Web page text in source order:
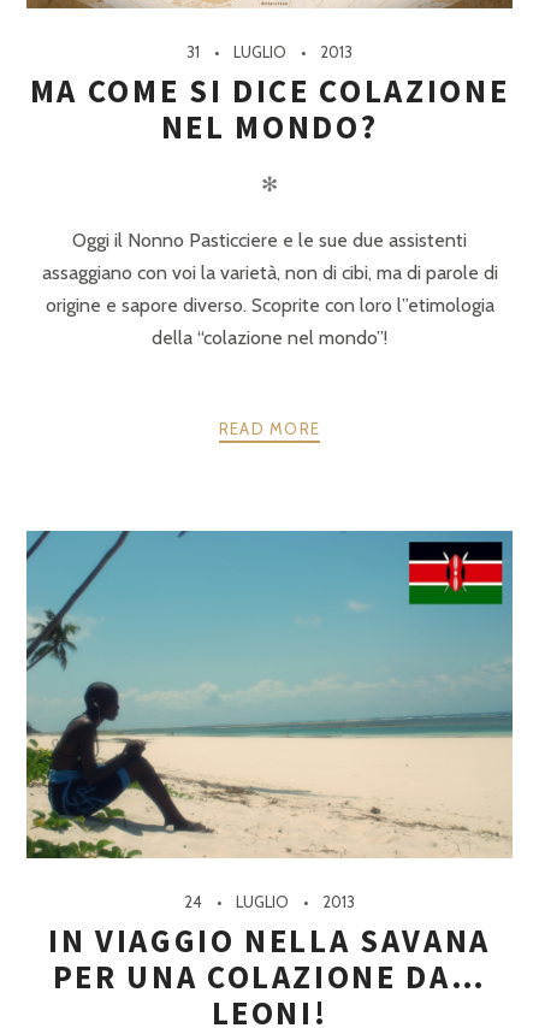
31 LUGLIO 2013
MA COME SI DICE COLAZIONE
NEL MONDO?
✻
Oggi il Nonno Pasticciere e le sue due assistenti
assaggiano con voi la varietà, non di cibi, ma di parole di
origine e sapore diverso. Scoprite con loro l”etimologia
della “colazione nel mondo”!
READ MORE
24 LUGLIO 2013
IN VIAGGIO NELLA SAVANA
PER UNA COLAZIONE DA…
LEONI!